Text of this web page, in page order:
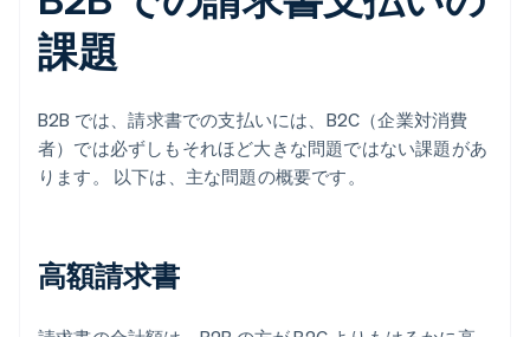
課題
B2B では、請求書での支払いには、B2C（企業対消費
者）では必ずしもそれほど大きな問題ではない課題があ
ります。 以下は、主な問題の概要です。
高額請求書